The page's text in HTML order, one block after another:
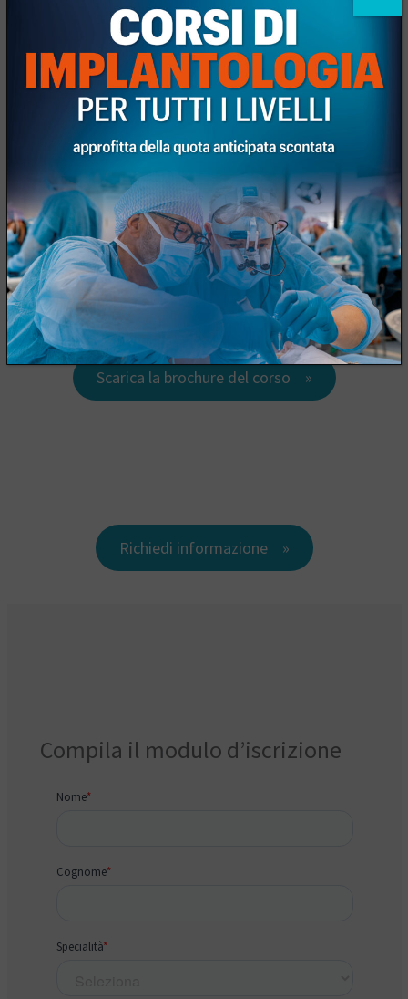
Quota di iscrizione
• 270€ +iva (22%) corso in aula iscrizione
anticipata fino al 2 Aprile 2025
• 300€ +iva (22%) corso in aula tariffa intera
Scarica la brochure del corso
Richiedi informazione
Compila il modulo d’iscrizione